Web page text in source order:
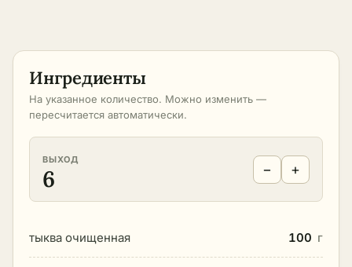
Ингредиенты
На указанное количество. Можно изменить —
пересчитается автоматически.
ВЫХОД
6 − +
тыква очищенная 100 г